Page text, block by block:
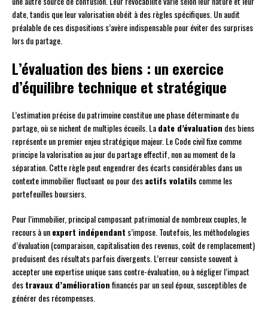
date, tandis que leur valorisation obéit à des règles spécifiques. Un audit
préalable de ces dispositions s’avère indispensable pour éviter des surprises
lors du partage.
L’évaluation des biens : un exercice
d’équilibre technique et stratégique
L’estimation précise du patrimoine constitue une phase déterminante du
partage, où se nichent de multiples écueils. Ladate d’évaluation des biens
représente un premier enjeu stratégique majeur. Le Code civil fixe comme
principe la valorisation au jour du partage effectif, non au moment de la
séparation. Cette règle peut engendrer des écarts considérables dans un
contexte immobilier fluctuant ou pour desactifs volatils comme les
portefeuilles boursiers.
Pour l’immobilier, principal composant patrimonial de nombreux couples, le
recours à unexpert indépendant s’impose. Toutefois, les méthodologies
d’évaluation (comparaison, capitalisation des revenus, coût de remplacement)
produisent des résultats parfois divergents. L’erreur consiste souvent à
accepter une expertise unique sans contre-évaluation, ou à négliger l’impact
destravaux d’améliorationfinancés par un seul époux, susceptibles de
générer des récompenses.